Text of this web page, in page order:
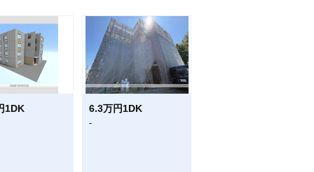
1DK 6.3万円1DK
-